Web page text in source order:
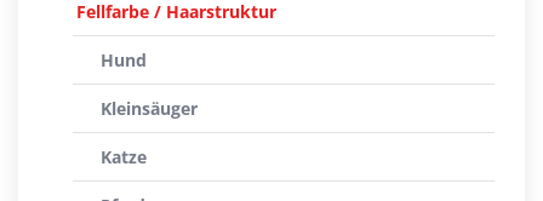
Fellfarbe / Haarstruktur
Hund
Kleinsäuger
Katze